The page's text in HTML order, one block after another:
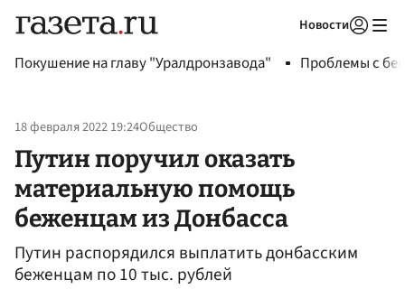
Новости
Покушение на главу "Уралдронзавода" Проблемы с
18 февраля 2022 19:24Общество
Путин поручил оказать
материальную помощь
беженцам из Донбасса
Путин распорядился выплатить донбасским
беженцам по 10 тыс. рублей